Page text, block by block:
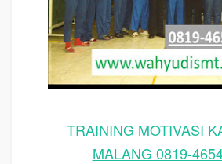
TRAINING MOTIVASI
MALANG 0819-